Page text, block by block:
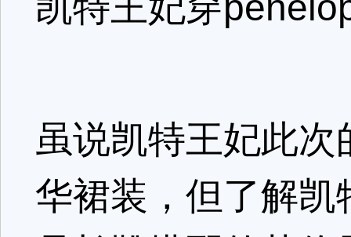
虽说凯特王妃此次
华裙装，但了解